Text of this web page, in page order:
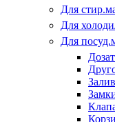
Для
Для
Для